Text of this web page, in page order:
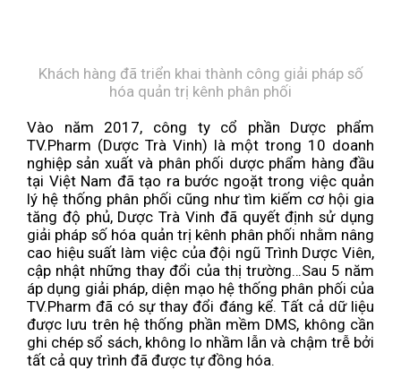
Khách hàng đã triển khai thành công giải pháp số
hóa quản trị kênh phân phối
Vào năm 2017, công ty cổ phần Dược phẩm
TV.Pharm (Dược Trà Vinh) là một trong 10 doanh
nghiệp sản xuất và phân phối dược phẩm hàng đầu
tại Việt Nam đã tạo ra bước ngoặt trong việc quản
lý hệ thống phân phối cũng như tìm kiếm cơ hội gia
tăng độ phủ, Dược Trà Vinh đã quyết định sử dụng
giải pháp số hóa quản trị kênh phân phối nhằm nâng
cao hiệu suất làm việc của đội ngũ Trình Dược Viên,
cập nhật những thay đổi của thị trường…Sau 5 năm
áp dụng giải pháp, diện mạo hệ thống phân phối của
TV.Pharm đã có sự thay đổi đáng kể. Tất cả dữ liệu
được lưu trên hệ thống phần mềm DMS, không cần
ghi chép sổ sách, không lo nhầm lẫn và chậm trễ bởi
tất cả quy trình đã được tự đồng hóa.